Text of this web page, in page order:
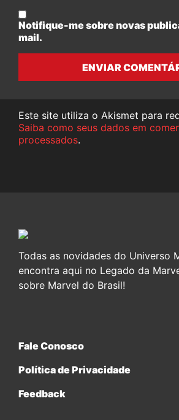
Notifique-me sobre novas
mail.
ENVIAR
Este site utiliza o Akismet para
Saiba como seus dados em
processados.
Todas as novidades do Universo
encontra aqui no Legado da
sobre Marvel do Brasil!
Fale Conosco
Política de Privacidade
Feedback